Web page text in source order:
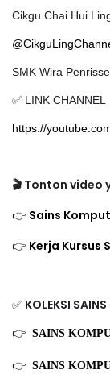
Cikgu Chai Hui
SMK Wira
✅ LINK CHANNEL
https://
🎬 Tonton video
👉 Sains
👉 Kerja Kursus
✅ KOLEKSI
👉 SAINS
👉 SAINS